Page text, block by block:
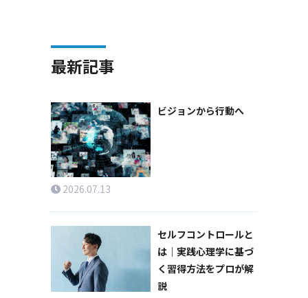
最新記事
ビジョンから行動へ
2026.07.13
セルフコントロールと
は｜実践心理学に基づ
く習得方法をプロが解
説